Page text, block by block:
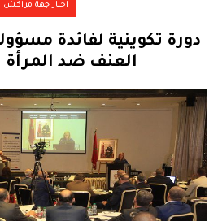
مجتمع
رياضة
حوادث
دولية
اخبار جهة مراكش
دورة تكوينية لفائدة
العنف ضد